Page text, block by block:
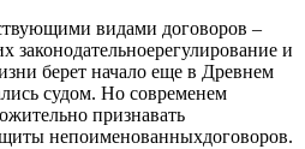
видами договоров –
и
берет начало еще в Древнем
судом. Но современем
признавать
непоименованныхдоговоров.